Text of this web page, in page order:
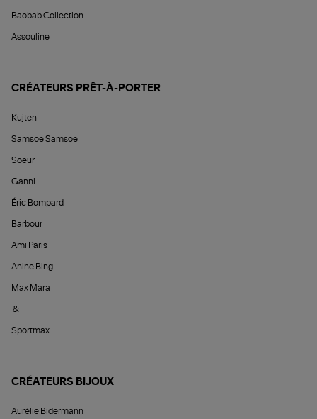
Baobab Collection
Assouline
CRÉATEURS PRÊT-À-PORTER
Kujten
Samsoe Samsoe
Soeur
Ganni
Éric Bompard
Barbour
Ami Paris
Anine Bing
Max Mara
&
Sportmax
CRÉATEURS BIJOUX
Aurélie Bidermann